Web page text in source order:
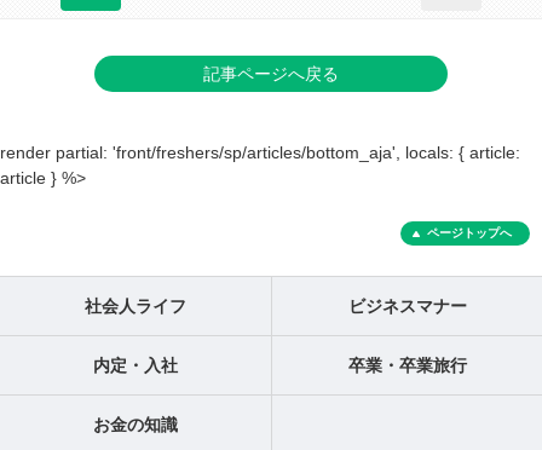
記事ページへ戻る
render partial: 'front/freshers/sp/articles/bottom_aja', locals: { article:
article } %>
ページトップへ
社会人ライフ ビジネスマナー
内定・入社 卒業・卒業旅行
お金の知識